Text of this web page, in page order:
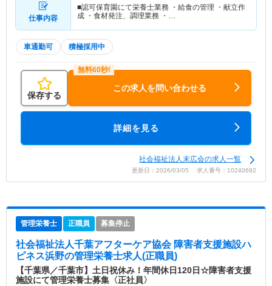
仕事内容
■認可保育園にて栄養士業務 ・給食の管理 ・献立作
成 ・食材発注、調理業務 ・…
車通勤可 積極採用中
保存する
この求人を問い合わせる
詳細を見る
社会福祉法人末広会の求人一覧
更新日：2026/03/05 求人番号：10240692
管理栄養士 正職員 募集停止
社会福祉法人千葉アフターケア協会 障害者支援施設ハ
ピネス浜野の管理栄養士求人(正職員)
【千葉県／千葉市】土日祝休み！年間休日120日☆障害者支援
施設にて管理栄養士募集〈正社員〉